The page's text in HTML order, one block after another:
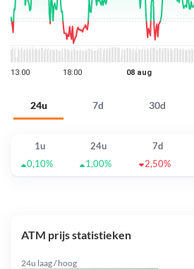
24u 7d 30d
1u 24u 7d
0,10%
1,00% 2,50%
ATM prijs statistieken
24u laag / hoog